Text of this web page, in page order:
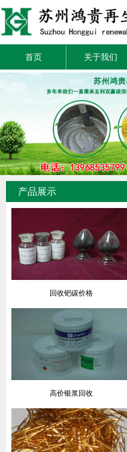
首页 关于我们
产品展示
回收钯碳价格
高价银浆回收